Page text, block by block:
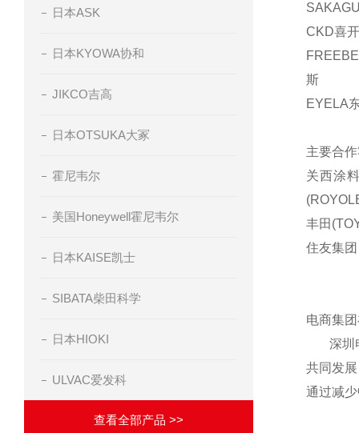
日本ASK
日本KYOWA协和
JIKCO吉高
日本OTSUKA大冢
霍尼韦尔
美国Honeywell霍尼韦尔
日本KAISE凯士
SIBATA柴田科学
日本HIOKI
ULVAC爱发科
查看全部产品 >>
CKD喜
斯
EYELA
主要合
关西涂
丰田
住友集
电商集
深圳电
共同发展
通过减